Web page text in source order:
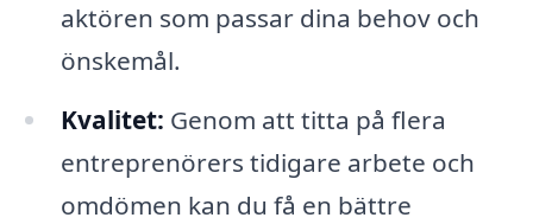
aktören som passar dina behov och
önskemål.
Kvalitet: Genom att titta på flera
entreprenörers tidigare arbete och
omdömen kan du få en bättre